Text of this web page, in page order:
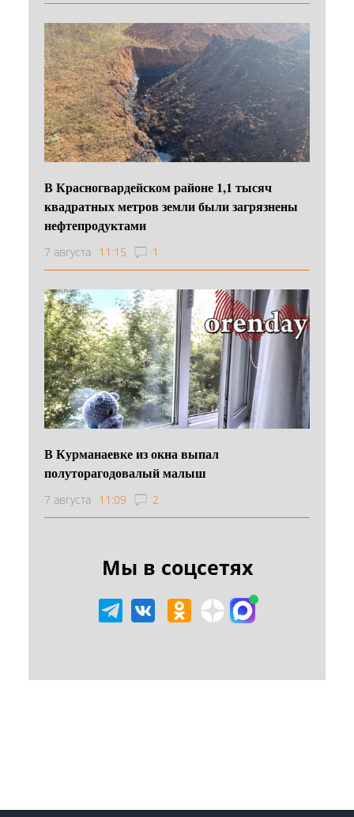
В Красногвардейском районе 1,1 тысяч
квадратных метров земли были загрязнены
нефтепродуктами
7 августа 11:15 1
В Курманаевке из окна выпал
полуторагодовалый малыш
7 августа 11:09 2
Мы в соцсетях